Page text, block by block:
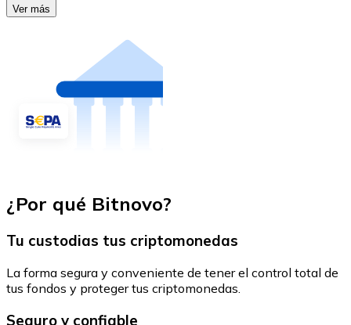
Ver más
¿Por qué Bitnovo?
Tu custodias tus criptomonedas
La forma segura y conveniente de tener el control total de
tus fondos y proteger tus criptomonedas.
Seguro y confiable